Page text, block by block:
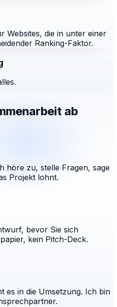
Websites, die in unter einer
Ranking-Faktor.
ab
höre zu, stelle Fragen, sage
Projekt lohnt.
bevor Sie sich
kein Pitch-Deck.
es in die Umsetzung. Ich bin